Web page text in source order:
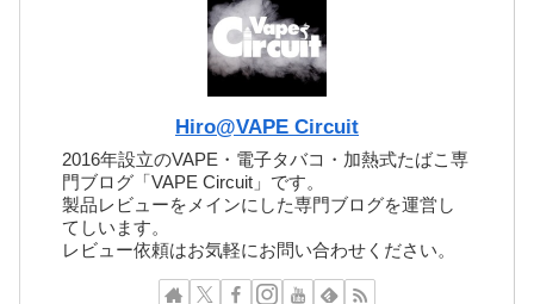
Hiro@VAPE Circuit
2016年設立のVAPE・電子タバコ・加熱式たばこ専
門ブログ「VAPE Circuit」です。
製品レビューをメインにした専門ブログを運営し
てしいます。
レビュー依頼はお気軽にお問い合わせください。